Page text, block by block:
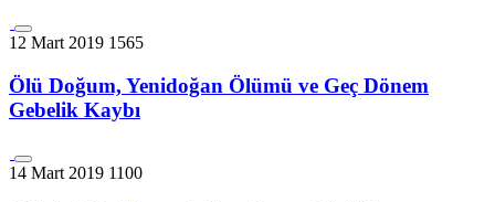
12 Mart 2019 1565
Ölü Doğum, Yenidoğan Ölümü ve Geç Dönem
Gebelik Kaybı
14 Mart 2019 1100